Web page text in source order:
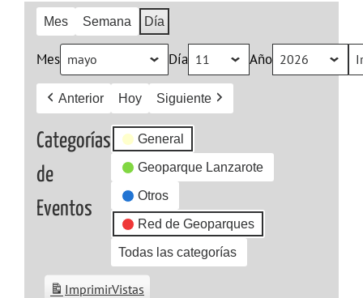
Mes Semana Día
Mes Día Año
Anterior Hoy Siguiente
Categorías
de
Eventos
General
Geoparque Lanzarote
Otros
Red de Geoparques
Todas las categorías
ImprimirVistas